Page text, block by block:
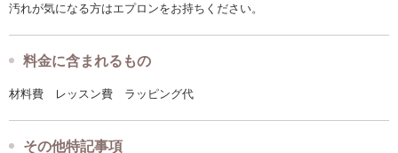
汚れが気になる方はエプロンをお持ちください。
料金に含まれるもの
材料費 レッスン費 ラッピング代
その他特記事項